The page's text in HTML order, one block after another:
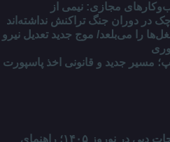
مجازی: نیمی از
در دوران جنگ‌ تراکنش نداشته‌اند
را می‌بلعد/ موج جدید تعدیل نیرو
مسیر جدید و قانونی اخذ پاسپورت
لیست قیمت تفریحات دبی در نوروز ۱۴۰۵؛ راهنمای